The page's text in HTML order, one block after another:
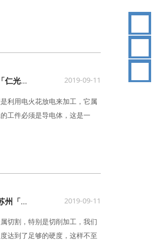
数控电火花线切割机床能加工什么样的零件？-苏州「仁光智能」 2019-09-11
利用电火花放电来加工，它属
工件必须是导电体，这是一
数控电火花线切割机床在加工时必须适使用冷却液-苏州「仁光智能」 2019-09-11
切割，特别是切削加工，我们
达到了足够的硬度，这样不至